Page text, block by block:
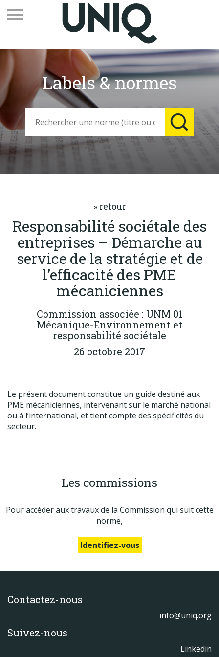
Recevez notre newsletter
Vos contacts
Espace adhérents
EN
Produits
Labels & normes
Partenaires
Publications
Labels & normes
» retour
Responsabilité sociétale des
entreprises – Démarche au
service de la stratégie et de
l’efficacité des PME
mécaniciennes
Commission associée : UNM 01
Mécanique-Environnement et
responsabilité sociétale
26 octobre 2017
Le présent document constitue un guide destiné aux
PME mécaniciennes, intervenant sur le marché national
ou à l’international, et tient compte des spécificités du
secteur.
Les commissions
Pour accéder aux travaux de la Commission qui suit cette
norme,
Identifiez-vous
Contactez-nous
info@uniq.org
Suivez-nous
Linkedin